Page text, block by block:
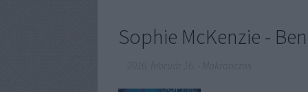
Sophie McKenzie -
Makranczos